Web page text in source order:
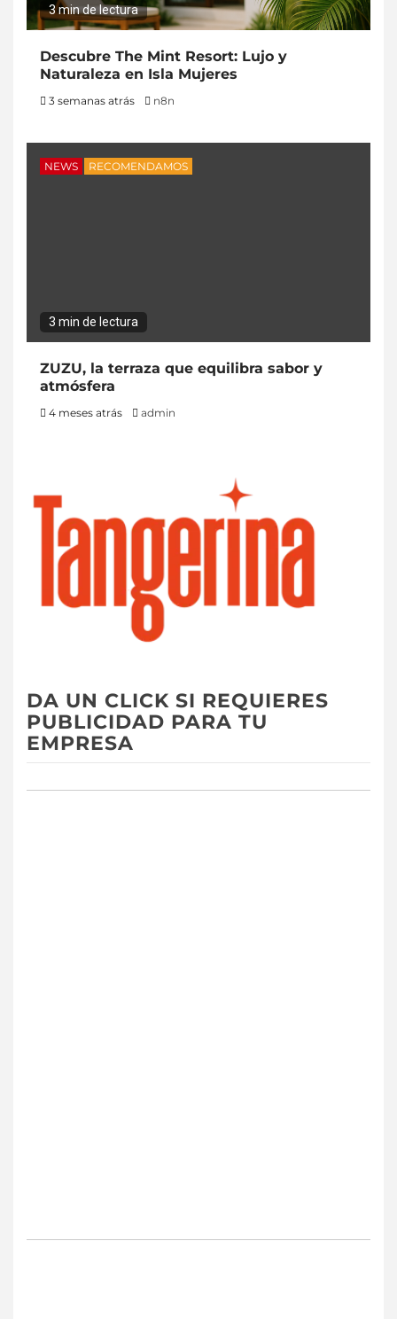
3 min de lectura
Descubre The Mint Resort: Lujo y
Naturaleza en Isla Mujeres
3 semanas atrás n8n
NEWS RECOMENDAMOS
3 min de lectura
ZUZU, la terraza que equilibra sabor y
atmósfera
4 meses atrás admin
DA UN CLICK SI REQUIERES
PUBLICIDAD PARA TU
EMPRESA